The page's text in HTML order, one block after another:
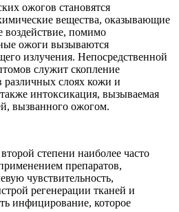
ожогов становятся
вещества, оказывающие
воздействие, помимо
ожоги вызываются
излучения. Непосредственной
служит скопление
различных слоях кожи и
интоксикация, вызываемая
вызванного ожогом.
степени наиболее часто
препаратов,
чувствительность,
регенерации тканей и
инфицирование, которое